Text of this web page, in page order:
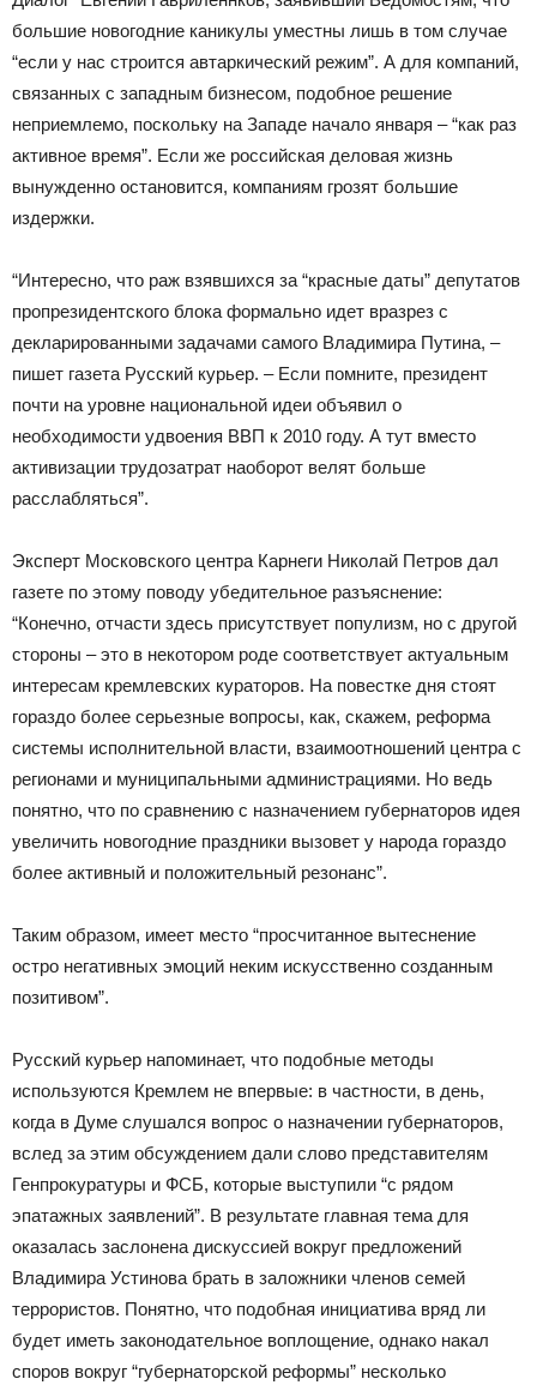
большие новогодние каникулы уместны лишь в том случае
“если у нас строится автаркический режим”. А для компаний,
связанных с западным бизнесом, подобное решение
неприемлемо, поскольку на Западе начало января – “как раз
активное время”. Если же российская деловая жизнь
вынужденно остановится, компаниям грозят большие
издержки.
“Интересно, что раж взявшихся за “красные даты” депутатов
пропрезидентского блока формально идет вразрез с
декларированными задачами самого Владимира Путина, –
пишет газета Русский курьер. – Если помните, президент
почти на уровне национальной идеи объявил о
необходимости удвоения ВВП к 2010 году. А тут вместо
активизации трудозатрат наоборот велят больше
расслабляться”.
Эксперт Московского центра Карнеги Николай Петров дал
газете по этому поводу убедительное разъяснение:
“Конечно, отчасти здесь присутствует популизм, но с другой
стороны – это в некотором роде соответствует актуальным
интересам кремлевских кураторов. На повестке дня стоят
гораздо более серьезные вопросы, как, скажем, реформа
системы исполнительной власти, взаимоотношений центра с
регионами и муниципальными администрациями. Но ведь
понятно, что по сравнению с назначением губернаторов идея
увеличить новогодние праздники вызовет у народа гораздо
более активный и положительный резонанс”.
Таким образом, имеет место “просчитанное вытеснение
остро негативных эмоций неким искусственно созданным
позитивом”.
Русский курьер напоминает, что подобные методы
используются Кремлем не впервые: в частности, в день,
когда в Думе слушался вопрос о назначении губернаторов,
вслед за этим обсуждением дали слово представителям
Генпрокуратуры и ФСБ, которые выступили “с рядом
эпатажных заявлений”. В результате главная тема для
оказалась заслонена дискуссией вокруг предложений
Владимира Устинова брать в заложники членов семей
террористов. Понятно, что подобная инициатива вряд ли
будет иметь законодательное воплощение, однако накал
споров вокруг “губернаторской реформы” несколько